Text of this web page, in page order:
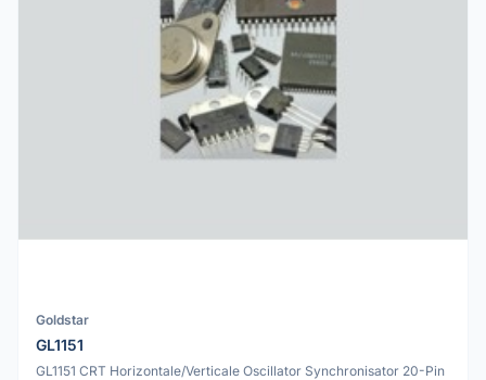
Goldstar
GL1151
GL1151 CRT Horizontale/Verticale Oscillator Synchronisator 20-Pin